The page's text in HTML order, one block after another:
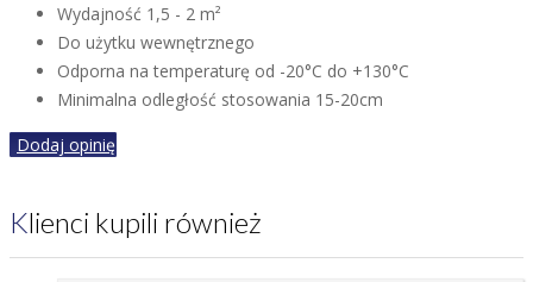
Wydajność 1,5 - 2 m²
Do użytku wewnętrznego
Odporna na temperaturę od -20°C do +130°C
Minimalna odległość stosowania 15-20cm
Dodaj opinię
Klienci kupili również